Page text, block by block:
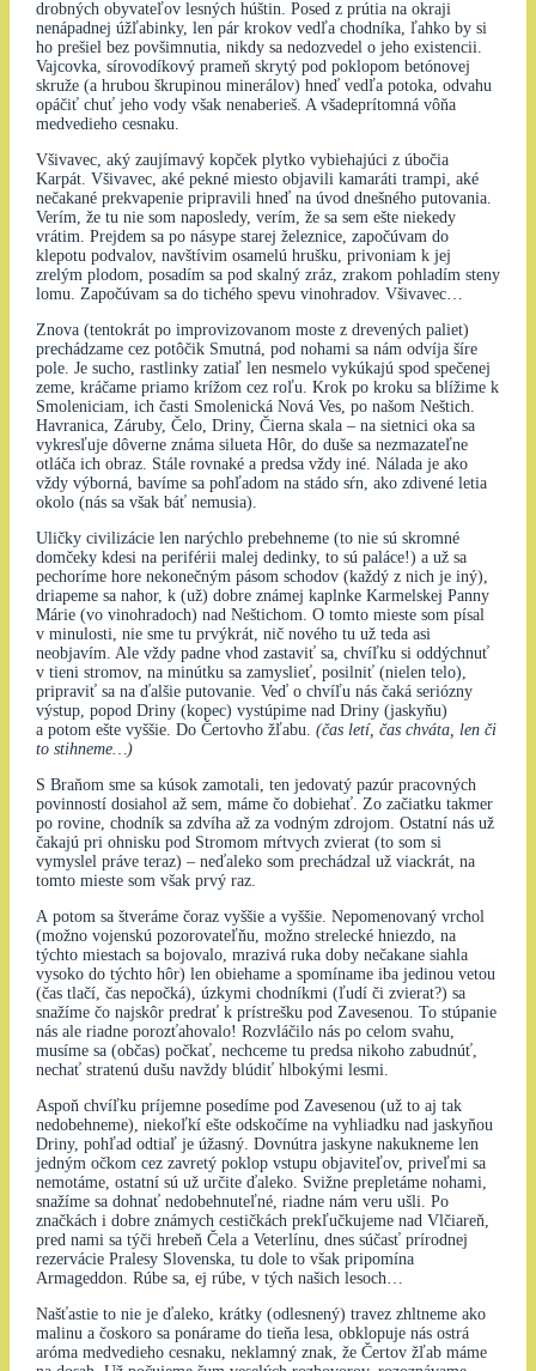
drobných obyvateľov lesných húštin. Posed z prútia na okraji
nenápadnej úžľabinky, len pár krokov vedľa chodníka, ľahko by si
ho prešiel bez povšimnutia, nikdy sa nedozvedel o jeho existencii.
Vajcovka, sírovodíkový prameň skrytý pod poklopom betónovej
skruže (a hrubou škrupinou minerálov) hneď vedľa potoka, odvahu
opáčiť chuť jeho vody však nenaberieš. A všadeprítomná vôňa
medvedieho cesnaku.
Všivavec, aký zaujímavý kopček plytko vybiehajúci z úbočia
Karpát. Všivavec, aké pekné miesto objavili kamaráti trampi, aké
nečakané prekvapenie pripravili hneď na úvod dnešného putovania.
Verím, že tu nie som naposledy, verím, že sa sem ešte niekedy
vrátim. Prejdem sa po násype starej železnice, započúvam do
klepotu podvalov, navštívim osamelú hrušku, privoniam k jej
zrelým plodom, posadím sa pod skalný zráz, zrakom pohladím steny
lomu. Započúvam sa do tichého spevu vinohradov. Všivavec…
Znova (tentokrát po improvizovanom moste z drevených paliet)
prechádzame cez potôčik Smutná, pod nohami sa nám odvíja šíre
pole. Je sucho, rastlinky zatiaľ len nesmelo vykúkajú spod spečenej
zeme, kráčame priamo krížom cez roľu. Krok po kroku sa blížime k
Smoleniciam, ich časti Smolenická Nová Ves, po našom Neštich.
Havranica, Záruby, Čelo, Driny, Čierna skala – na sietnici oka sa
vykresľuje dôverne známa silueta Hôr, do duše sa nezmazateľne
otláča ich obraz. Stále rovnaké a predsa vždy iné. Nálada je ako
vždy výborná, bavíme sa pohľadom na stádo sŕn, ako zdivené letia
okolo (nás sa však báť nemusia).
Uličky civilizácie len narýchlo prebehneme (to nie sú skromné
domčeky kdesi na periférii malej dedinky, to sú paláce!) a už sa
pechoríme hore nekonečným pásom schodov (každý z nich je iný),
driapeme sa nahor, k (už) dobre známej kaplnke Karmelskej Panny
Márie (vo vinohradoch) nad Neštichom. O tomto mieste som písal
v minulosti, nie sme tu prvýkrát, nič nového tu už teda asi
neobjavím. Ale vždy padne vhod zastaviť sa, chvíľku si oddýchnuť
v tieni stromov, na minútku sa zamyslieť, posilniť (nielen telo),
pripraviť sa na ďalšie putovanie. Veď o chvíľu nás čaká seriózny
výstup, popod Driny (kopec) vystúpime nad Driny (jaskyňu)
a potom ešte vyššie. Do Čertovho žľabu. (čas letí, čas chváta, len či
to stihneme…)
S Braňom sme sa kúsok zamotali, ten jedovatý pazúr pracovných
povinností dosiahol až sem, máme čo dobiehať. Zo začiatku takmer
po rovine, chodník sa zdvíha až za vodným zdrojom. Ostatní nás už
čakajú pri ohnisku pod Stromom mŕtvych zvierat (to som si
vymyslel práve teraz) – neďaleko som prechádzal už viackrát, na
tomto mieste som však prvý raz.
A potom sa štveráme čoraz vyššie a vyššie. Nepomenovaný vrchol
(možno vojenskú pozorovateľňu, možno strelecké hniezdo, na
týchto miestach sa bojovalo, mrazivá ruka doby nečakane siahla
vysoko do týchto hôr) len obiehame a spomíname iba jedinou vetou
(čas tlačí, čas nepočká), úzkymi chodníkmi (ľudí či zvierat?) sa
snažíme čo najskôr predrať k prístrešku pod Zavesenou. To stúpanie
nás ale riadne porozťahovalo! Rozvláčilo nás po celom svahu,
musíme sa (občas) počkať, nechceme tu predsa nikoho zabudnúť,
nechať stratenú dušu navždy blúdiť hlbokými lesmi.
Aspoň chvíľku príjemne posedíme pod Zavesenou (už to aj tak
nedobehneme), niekoľkí ešte odskočíme na vyhliadku nad jaskyňou
Driny, pohľad odtiaľ je úžasný. Dovnútra jaskyne nakukneme len
jedným očkom cez zavretý poklop vstupu objaviteľov, priveľmi sa
nemotáme, ostatní sú už určite ďaleko. Svižne prepletáme nohami,
snažíme sa dohnať nedobehnuteľné, riadne nám veru ušli. Po
značkách i dobre známych cestičkách prekľučkujeme nad Vlčiareň,
pred nami sa týči hrebeň Čela a Veterlínu, dnes súčasť prírodnej
rezervácie Pralesy Slovenska, tu dole to však pripomína
Armageddon. Rúbe sa, ej rúbe, v tých našich lesoch…
Našťastie to nie je ďaleko, krátky (odlesnený) travez zhltneme ako
malinu a čoskoro sa ponárame do tieňa lesa, obklopuje nás ostrá
aróma medvedieho cesnaku, neklamný znak, že Čertov žľab máme